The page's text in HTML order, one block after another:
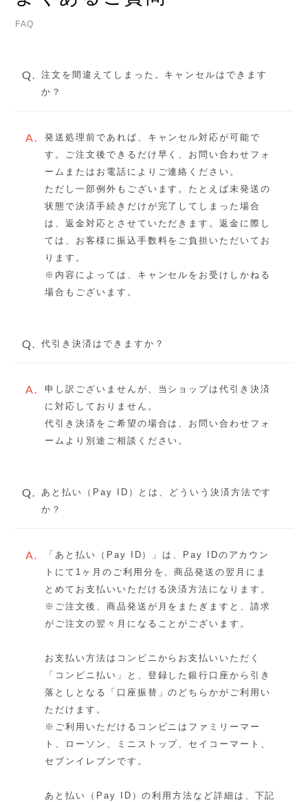
FAQ
Q.
注文を間違えてしまった。キャンセルはできます
か？
A.
発送処理前であれば、キャンセル対応が可能で
す。ご注文後できるだけ早く、お問い合わせフォ
ームまたはお電話によりご連絡ください。
ただし一部例外もございます。たとえば未発送の
状態で決済手続きだけが完了してしまった場合
は、返金対応とさせていただきます。返金に際し
ては、お客様に振込手数料をご負担いただいてお
ります。
※内容によっては、キャンセルをお受けしかねる
場合もございます。
Q. 代引き決済はできますか？
A.
申し訳ございませんが、当ショップは代引き決済
に対応しておりません。
代引き決済をご希望の場合は、お問い合わせフォ
ームより別途ご相談ください。
Q.
あと払い（Pay ID）とは、どういう決済方法です
か？
A.
「あと払い（Pay ID）」は、Pay IDのアカウン
トにて1ヶ月のご利用分を、商品発送の翌月にま
とめてお支払いいただける決済方法になります。
※ご注文後、商品発送が月をまたぎますと、請求
がご注文の翌々月になることがございます。
お支払い方法はコンビニからお支払いいただく
「コンビニ払い」と、登録した銀行口座から引き
落としとなる「口座振替」のどちらかがご利用い
ただけます。
※ご利用いただけるコンビニはファミリーマー
ト、ローソン、ミニストップ、セイコーマート、
セブンイレブンです。
あと払い（Pay ID）の利用方法など詳細は、下記